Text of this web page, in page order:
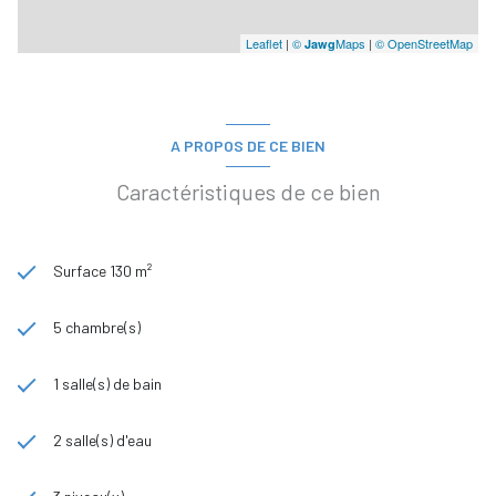
Leaflet | © JawgMaps | © OpenStreetMap
A PROPOS DE CE BIEN
Caractéristiques de ce bien
Surface 130 m²
5 chambre(s)
1 salle(s) de bain
2 salle(s) d'eau